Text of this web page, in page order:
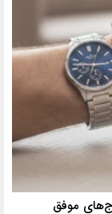
موفق